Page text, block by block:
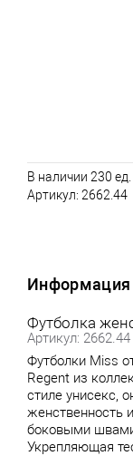
В наличии 230 ед.
Артикул: 2662.44
Информация
Футболка
Артикул: 2662.44
Футболки Miss
Regent из
стиле унисекс,
женственность
боковыми
Укрепляющая